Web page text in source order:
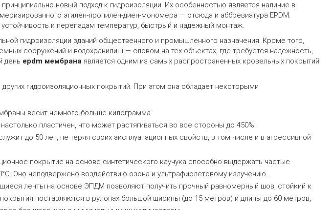
новый подход к гидроизоляции. Их особенностью является наличие в
этилен-пропилен-диен-мономера — отсюда и аббревиатура EPDM.
к перепадам температур, быстрый и надежный монтаж.
гидроизоляции зданий общественного и промышленного назначения. Кроме того,
сооружений и водохранилищ — словом на тех объектах, где требуется надежность,
день epdm мембранаявляется одним из самых распространенных кровельных покрытий
гидроизоляционных покрытий. При этом она обладает некоторыми
весит немного больше килограмма.
пластичен, что может растягиваться во все стороны до 450%.
до 50 лет, не теряя своих эксплуатационных свойств, в том числе и в агрессивной
покрытие на основе синтетического каучука способно выдержать частые
Оно неподвержено воздействию озона и ультрафиолетовому излучению.
ленты на основе ЭПДМ позволяют получить прочный равномерный шов, стойкий к
поставляются в рулонах большой ширины (до 15 метров) и длины до 60 метров,